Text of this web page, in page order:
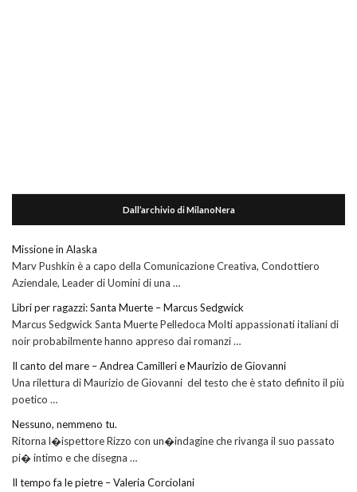
Dall’archivio di MilanoNera
Missione in Alaska
Marv Pushkin è a capo della Comunicazione Creativa, Condottiero
Aziendale, Leader di Uomini di una …
Libri per ragazzi: Santa Muerte – Marcus Sedgwick
Marcus Sedgwick Santa Muerte Pelledoca Molti appassionati italiani di
noir probabilmente hanno appreso dai romanzi …
Il canto del mare – Andrea Camilleri e Maurizio de Giovanni
Una rilettura di Maurizio de Giovanni del testo che è stato definito il più
poetico …
Nessuno, nemmeno tu.
Ritorna l�ispettore Rizzo con un�indagine che rivanga il suo passato
pi� intimo e che disegna …
Il tempo fa le pietre – Valeria Corciolani